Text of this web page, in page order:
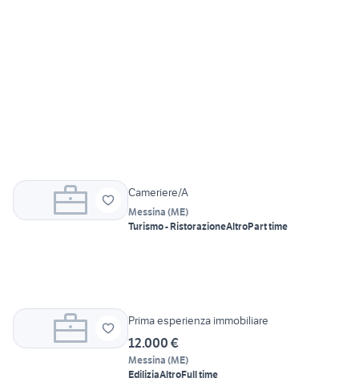
Cameriere/A
Messina (ME)
Turismo - RistorazioneAltroPart time
Prima esperienza immobiliare
12.000 €
Messina (ME)
EdiliziaAltroFull time